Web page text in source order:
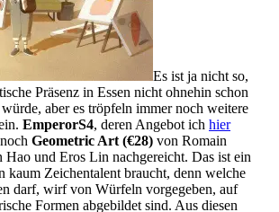
Es ist ja nicht so,
Präsenz in Essen nicht ohnehin schon
aber es tröpfeln immer noch weitere
EmperorS4, deren Angebot ich hier
Geometric Art (€28) von Romain
Hao und Eros Lin nachgereicht. Das ist ein
kaum Zeichentalent braucht, denn welche
darf, wirf von Würfeln vorgegeben, auf
Formen abgebildet sind. Aus diesen